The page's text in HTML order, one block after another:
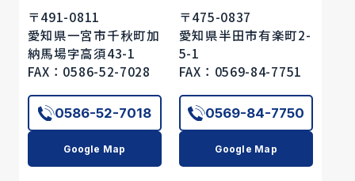
〒491-0811
愛知県一宮市千秋町加
納馬場字高須43-1
FAX：0586-52-7028
0586-52-7018
Google Map
〒475-0837
愛知県半田市有楽町2-
5-1
FAX：0569-84-7751
0569-84-7750
Google Map